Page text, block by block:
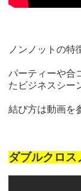
ノンノットの特
パーティーや合
たビジネスシー
結び方は動画を
ダブルクロス